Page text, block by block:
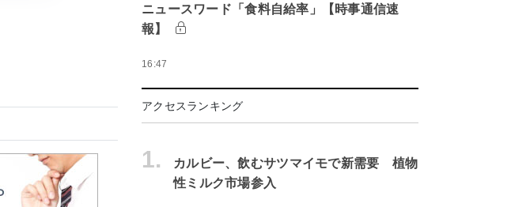
ニュースワード「食料自給率」【時事通信速
報】
16:47
アクセスランキング
1.
カルビー、飲むサツマイモで新需要 植物
性ミルク市場参入